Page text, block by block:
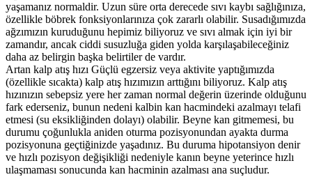
yaşamanız normaldir. Uzun süre orta derecede sıvı kaybı sağlığınıza,
özellikle böbrek fonksiyonlarınıza çok zararlı olabilir. Susadığımızda
ağzımızın kuruduğunu hepimiz biliyoruz ve sıvı almak için iyi bir
zamandır, ancak ciddi susuzluğa giden yolda karşılaşabileceğiniz
daha az belirgin başka belirtiler de vardır.
Artan kalp atış hızı Güçlü egzersiz veya aktivite yaptığımızda
(özellikle sıcakta) kalp atış hızımızın arttığını biliyoruz. Kalp atış
hızınızın sebepsiz yere her zaman normal değerin üzerinde olduğunu
fark ederseniz, bunun nedeni kalbin kan hacmindeki azalmayı telafi
etmesi (su eksikliğinden dolayı) olabilir. Beyne kan gitmemesi, bu
durumu çoğunlukla aniden oturma pozisyonundan ayakta durma
pozisyonuna geçtiğinizde yaşadınız. Bu duruma hipotansiyon denir
ve hızlı pozisyon değişikliği nedeniyle kanın beyne yeterince hızlı
ulaşmaması sonucunda kan hacminin azalması ana suçludur.